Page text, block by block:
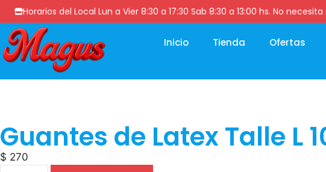
Horarios del Local Lun a Vier 8:30 a 17:30 Sab 8:30 a 13:00 hs. No
Inicio Tienda Ofertas
Guantes de Latex Talle L
$ 270